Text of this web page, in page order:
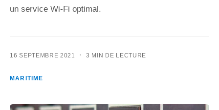
un service Wi-Fi optimal.
16 SEPTEMBRE 2021 · 3 MIN DE LECTURE
MARITIME